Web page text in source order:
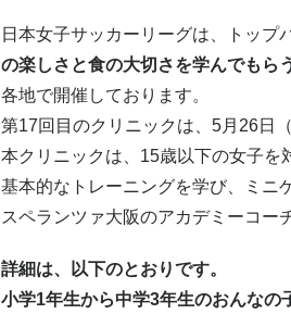
日本女子サッカーリーグは、トップ
の楽しさと食の大切さを学んでもら
各地で開催しております。
第17回目のクリニックは、5月26日（
本クリニックは、15歳以下の女子を
基本的なトレーニングを学び、ミニ
スペランツァ大阪のアカデミーコー
詳細は、以下のとおりです。
小学1年生から中学3年生のおんなの